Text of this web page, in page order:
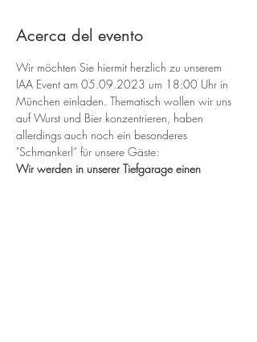
Acerca del evento
Wir möchten Sie hiermit herzlich zu unserem
IAA Event am 05.09.2023 um 18:00 Uhr in
München einladen. Thematisch wollen wir uns
auf Wurst und Bier konzentrieren, haben
allerdings auch noch ein besonderes
"Schmankerl“ für unsere Gäste:
Wir werden in unserer Tiefgarage einen